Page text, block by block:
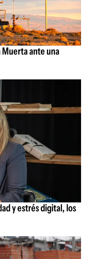
Muerta ante una
y estrés digital, los